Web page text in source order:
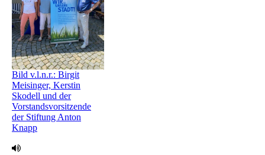
Bild v.l.n.r.: Birgit
Meisinger, Kerstin
Skodell und der
Vorstandsvorsitzende
der Stiftung Anton
Knapp